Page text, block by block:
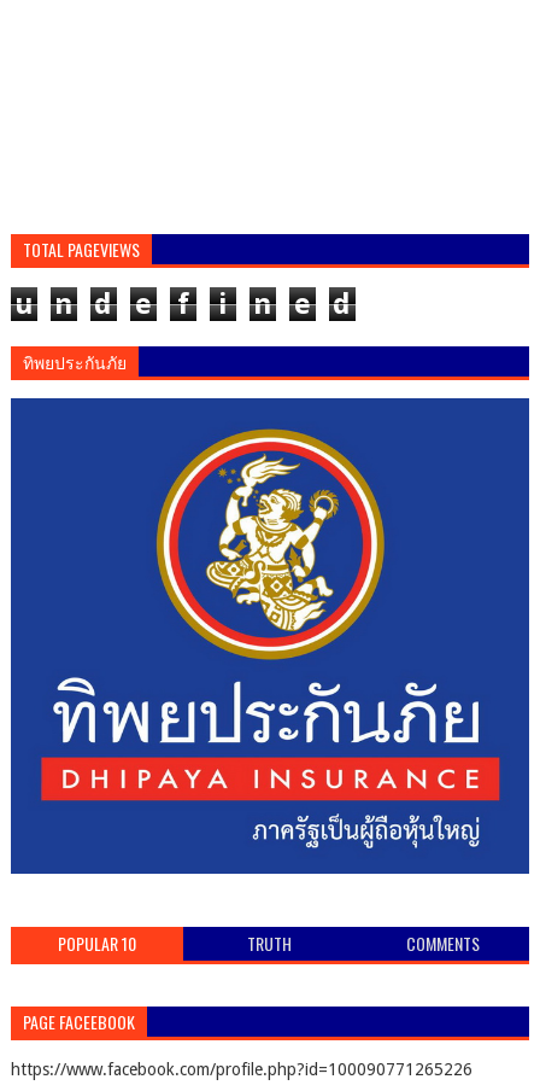
TOTAL PAGEVIEWS
u n d e f i n e d
ทิพยประกันภัย
POPULAR 10 TRUTH COMMENTS
PAGE FACEEBOOK
https://www.facebook.com/profile.php?id=100090771265226